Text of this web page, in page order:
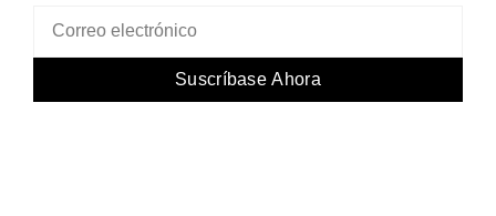
Suscríbase Ahora